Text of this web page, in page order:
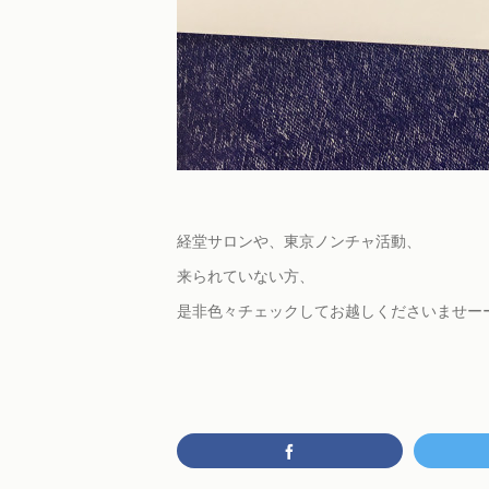
経堂サロンや、東京ノンチャ活動、
来られていない方、
是非色々チェックしてお越しくださいませー